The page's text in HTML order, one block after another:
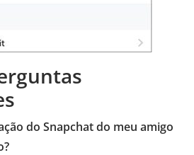
do Snapchat do meu amigo